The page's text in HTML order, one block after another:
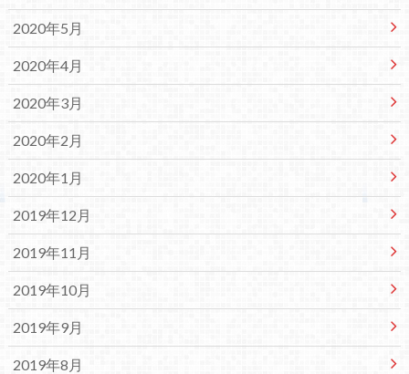
2020年5月
2020年4月
2020年3月
2020年2月
2020年1月
2019年12月
2019年11月
2019年10月
2019年9月
2019年8月